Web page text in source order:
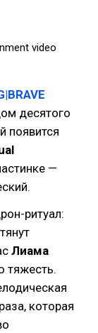
video
десятого
появится
—
ритуал:
тянут
Лиама
тяжесть.
которая